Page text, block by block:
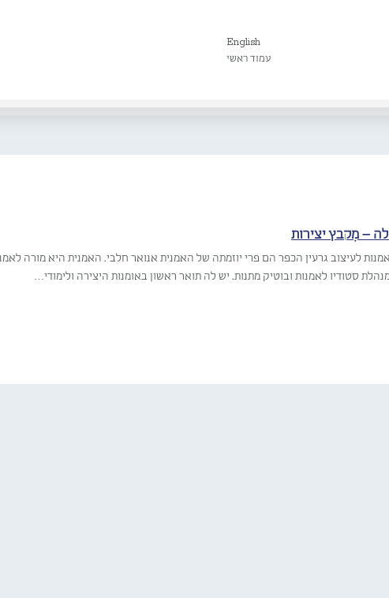
English
עמוד ראשי
– מִקבץ יצירות
לעיצוב גרעין הכפר הם פרי יוזמתה של האמנית אנואר חלבי. האמנית היא מורה
סטודיו לאמנות ובוטיק מתנות. יש לה תואר ראשון באומנות היצירה ולימודי…